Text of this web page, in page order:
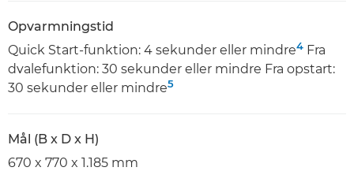
Opvarmningstid
Quick Start-funktion: 4 sekunder eller mindre4 Fra
dvalefunktion: 30 sekunder eller mindre Fra opstart:
30 sekunder eller mindre5
Mål (B x D x H)
670 x 770 x 1.185 mm